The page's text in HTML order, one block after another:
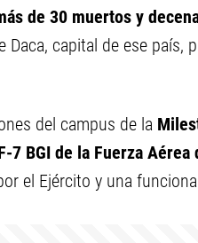
de 30 muertos y
capital de ese país,
del campus de la
7 BGI de la Fuerza Aérea
el Ejército y una